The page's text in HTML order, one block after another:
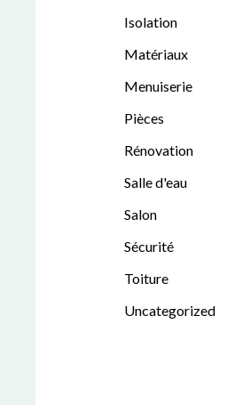
Isolation
Matériaux
Menuiserie
Pièces
Rénovation
Salle d'eau
Salon
Sécurité
Toiture
Uncategorized